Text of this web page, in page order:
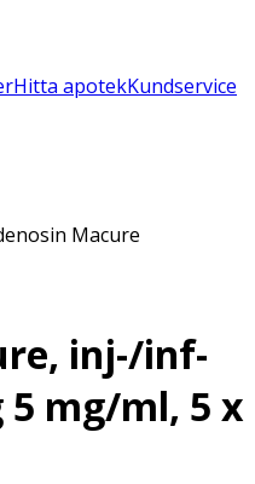
Hitta apotekKundservice
Macure
inj-/inf-
mg/ml, 5 x